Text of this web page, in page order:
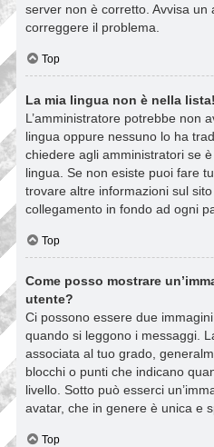
server non è corretto. Avvisa un
correggere il problema.
Top
La mia lingua non è nella lista!
L’amministratore potrebbe non
lingua oppure nessuno lo ha
chiedere agli amministratori se
lingua. Se non esiste puoi fare
trovare altre informazioni sul
collegamento in fondo ad ogni
Top
Come posso mostrare
utente?
Ci possono essere due
quando si leggono i messaggi.
associata al tuo grado,
blocchi o punti che indicano
livello. Sotto può esserci
avatar, che in genere è unica e
Top